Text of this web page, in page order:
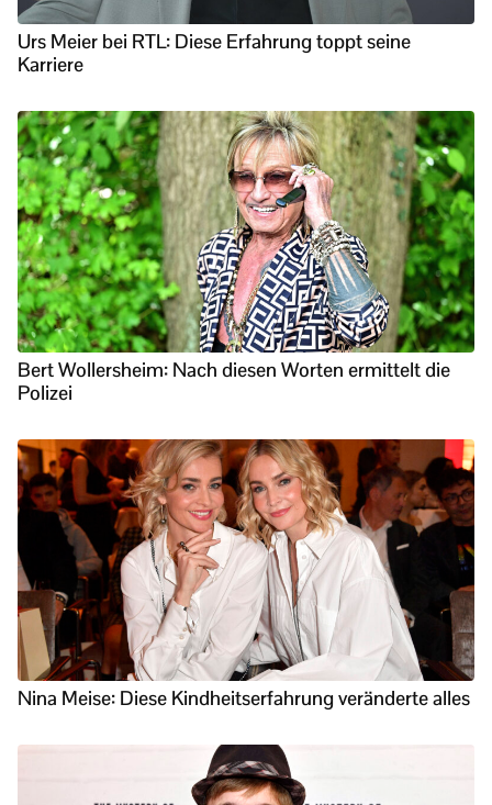
Urs Meier bei RTL: Diese Erfahrung toppt seine
Karriere
Bert Wollersheim: Nach diesen Worten ermittelt die
Polizei
Nina Meise: Diese Kindheitserfahrung veränderte alles